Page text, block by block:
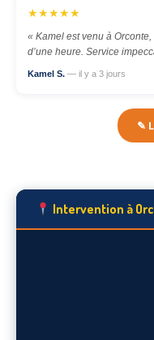
★★★★★
« Kamel est venu à
d’une heure. Service
Kamel S. — il y a 3 jours
✎
Intervention à